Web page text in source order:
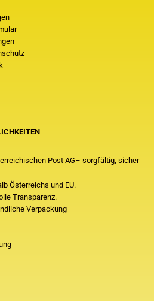
Post AG– sorgfältig, sicher
Österreichs und EU.
Transparenz.
Verpackung